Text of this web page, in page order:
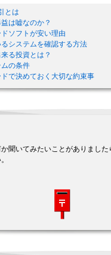
とは
は嘘なのか？
ソフトが安い理由
システムを確認する方法
る投資とは？
の条件
で決めておく大切な約束事
聞いてみたいことがありまし